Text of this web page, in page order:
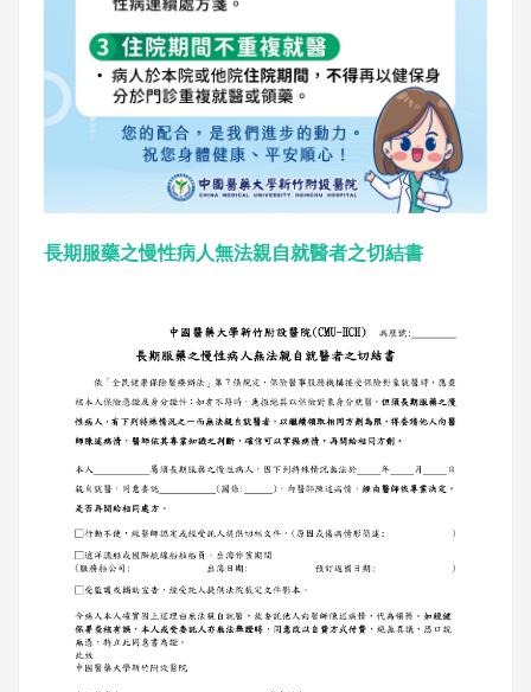
長期服藥之慢性病人無法親自就醫者之切結書